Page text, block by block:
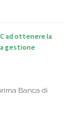
ad ottenere la
gestione
Banca di